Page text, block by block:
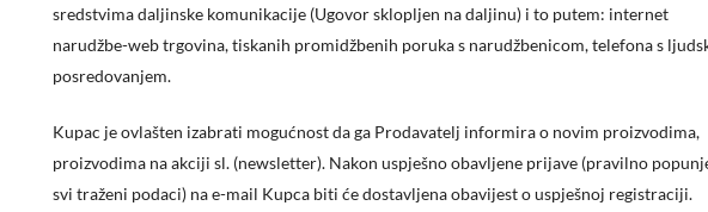
sredstvima daljinske komunikacije (Ugovor sklopljen na daljinu) i to putem: internet
narudžbe-web trgovina, tiskanih promidžbenih poruka s narudžbenicom, telefona s
posredovanjem.
Kupac je ovlašten izabrati mogućnost da ga Prodavatelj informira o novim proizvodima,
proizvodima na akciji sl. (newsletter). Nakon uspješno obavljene prijave (pravilno
svi traženi podaci) na e-mail Kupca biti će dostavljena obavijest o uspješnoj registraciji.